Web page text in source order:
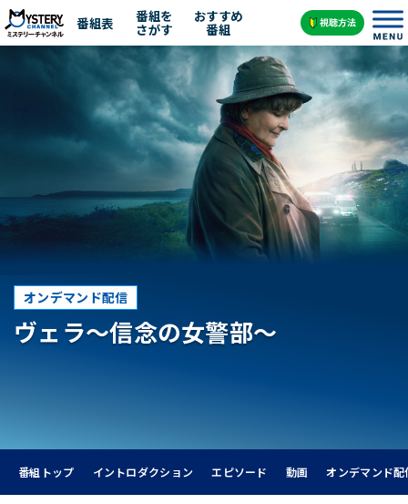
番組表 番組を
さがす
おすすめ
番組
オンデマンド配信
ヴェラ～信念の女警部～
番組トップ イントロダクション エピソード 動画 オンデマンド配